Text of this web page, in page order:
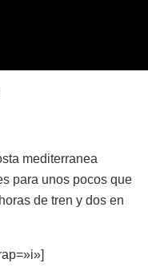
mediterranea
para unos pocos que
de tren y dos en